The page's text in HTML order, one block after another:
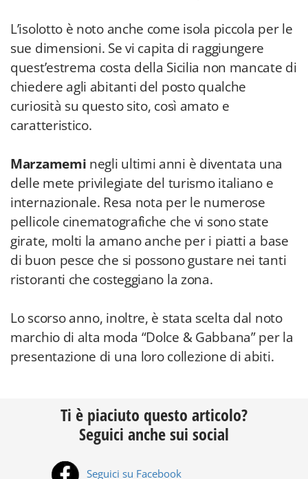
L’isolotto è noto anche come isola piccola per le
sue dimensioni. Se vi capita di raggiungere
quest’estrema costa della Sicilia non mancate di
chiedere agli abitanti del posto qualche
curiosità su questo sito, così amato e
caratteristico.
Marzamemi negli ultimi anni è diventata una
delle mete privilegiate del turismo italiano e
internazionale. Resa nota per le numerose
pellicole cinematografiche che vi sono state
girate, molti la amano anche per i piatti a base
di buon pesce che si possono gustare nei tanti
ristoranti che costeggiano la zona.
Lo scorso anno, inoltre, è stata scelta dal noto
marchio di alta moda “Dolce & Gabbana” per la
presentazione di una loro collezione di abiti.
Ti è piaciuto questo articolo?
Seguici anche sui social
Seguici su Facebook